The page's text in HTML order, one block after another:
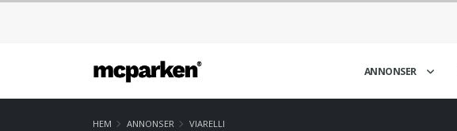
ANNONSER
HEM ANNONSER VIARELLI